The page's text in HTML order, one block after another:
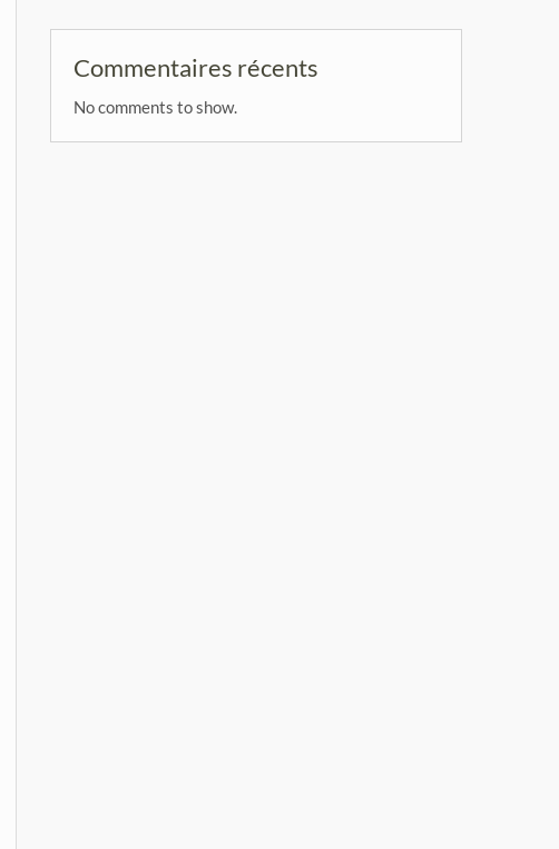
Commentaires récents
No comments to show.